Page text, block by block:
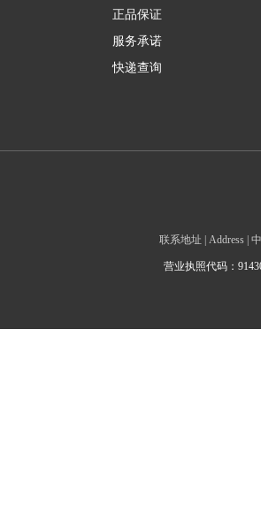
正品保证
服务承诺
快递查询
联系地址 | Address |
营业执照代码：